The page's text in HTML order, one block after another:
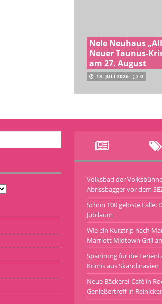
Nele Neuhaus
Neuer Taunus-
am 27. August
13. JULI 2026 0
Volksbad der
Abrissbagger vor dem
Schon 100 gelöste Fälle:
Jubiläum
Wie ein Kurztrip nach
Marriott Midtown Grill
Spannung für die
Krimis aus Skandinavien
Neue Bäckerei-Café in
Genießertreff in